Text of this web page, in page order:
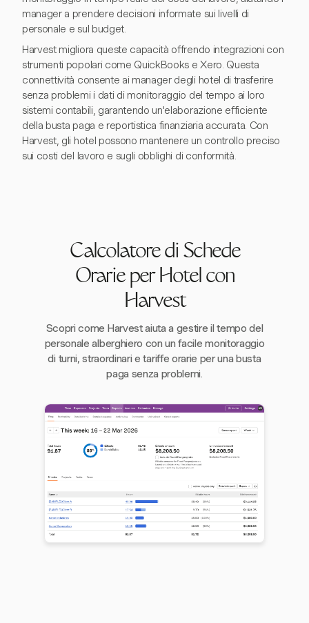
manager a prendere decisioni informate sui livelli di
personale e sul budget.
Harvest migliora queste capacità offrendo integrazioni con
strumenti popolari come QuickBooks e Xero. Questa
connettività consente ai manager degli hotel di trasferire
senza problemi i dati di monitoraggio del tempo ai loro
sistemi contabili, garantendo un'elaborazione efficiente
della busta paga e reportistica finanziaria accurata. Con
Harvest, gli hotel possono mantenere un controllo preciso
sui costi del lavoro e sugli obblighi di conformità.
Calcolatore di Schede
Orarie per Hotel con
Harvest
Scopri come Harvest aiuta a gestire il tempo del
personale alberghiero con un facile monitoraggio
di turni, straordinari e tariffe orarie per una busta
paga senza problemi.